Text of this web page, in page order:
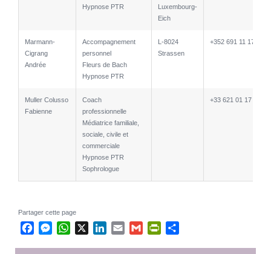
Hypnose PTR
Luxembourg-
Eich
Marmann-
Cigrang
Andrée
Accompagnement
personnel
Fleurs de Bach
Hypnose PTR
L-8024
Strassen
+352 691 11 17 44
Muller Colusso
Fabienne
Coach
professionnelle
Médiatrice familiale,
sociale, civile et
commerciale
Hypnose PTR
Sophrologue
+33 621 01 17 55
Partager cette page
FacebookMessenger
WhatsAppLinkedIn
Email Gmail PrintFriendly